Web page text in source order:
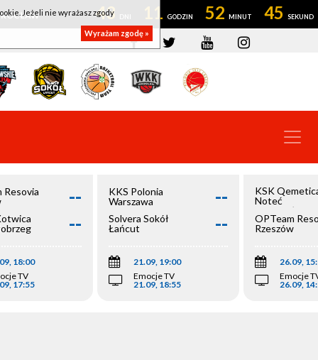
43 11 52 45
Resovia
--
--
18:00
TV
17:55
KKS Polonia
Warszawa
--
Solvera Sokół
Łańcut
--
21.09, 19:00
Emocje TV
21.09, 18:55
KSK
Noteć
Inowrocław
OPTeam
Rzeszów
26.09,
Emocje
26.09,
Jeżeli nie wyrażasz zgody
Wyrażam zgodę »